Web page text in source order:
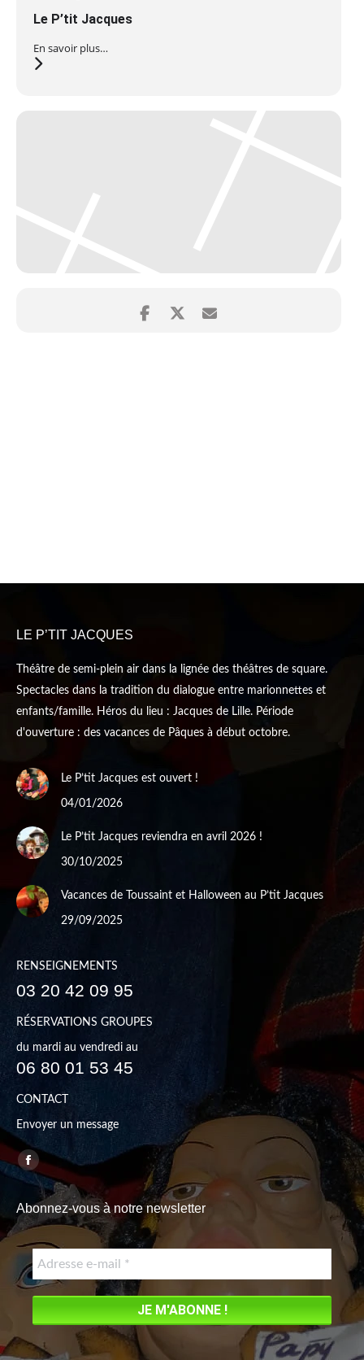
Le P’tit Jacques
En savoir plus…
LE P’TIT JACQUES
Théâtre de semi-plein air dans la lignée des théâtres de square.
Spectacles dans la tradition du dialogue entre marionnettes et
enfants/famille. Héros du lieu : Jacques de Lille. Période
d'ouverture : des vacances de Pâques à début octobre.
Le P’tit Jacques est ouvert !
04/01/2026
Le P’tit Jacques reviendra en avril 2026 !
30/10/2025
Vacances de Toussaint et Halloween au P’tit Jacques
29/09/2025
RENSEIGNEMENTS
03 20 42 09 95
RÉSERVATIONS GROUPES
du mardi au vendredi au
06 80 01 53 45
CONTACT
Envoyer un message
Trouvez nous sur :
Facebook
page
opens
in
new
window
Abonnez-vous à notre newsletter